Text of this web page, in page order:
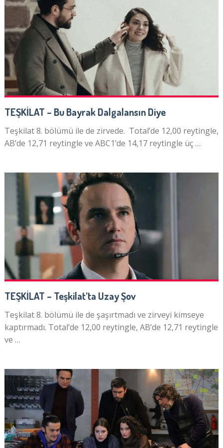
TEŞKİLAT – Bu Bayrak Dalgalansın Diye
Teşkilat 8. bölümü ile de zirvede. Total’de 12,00 reytingle,
AB’de 12,71 reytingle ve ABC1’de 14,17 reytingle üç …
TEŞKİLAT – Teşkilat’ta Uzay Şov
Teşkilat 8. bölümü ile de şaşırtmadı ve zirveyi kimseye
kaptırmadı. Total’de 12,00 reytingle, AB’de 12,71 reytingle
ve …